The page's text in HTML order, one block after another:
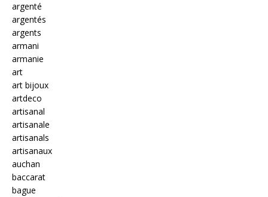
argenté
argentés
argents
armani
armanie
art
art bijoux
artdeco
artisanal
artisanale
artisanals
artisanaux
auchan
baccarat
bague